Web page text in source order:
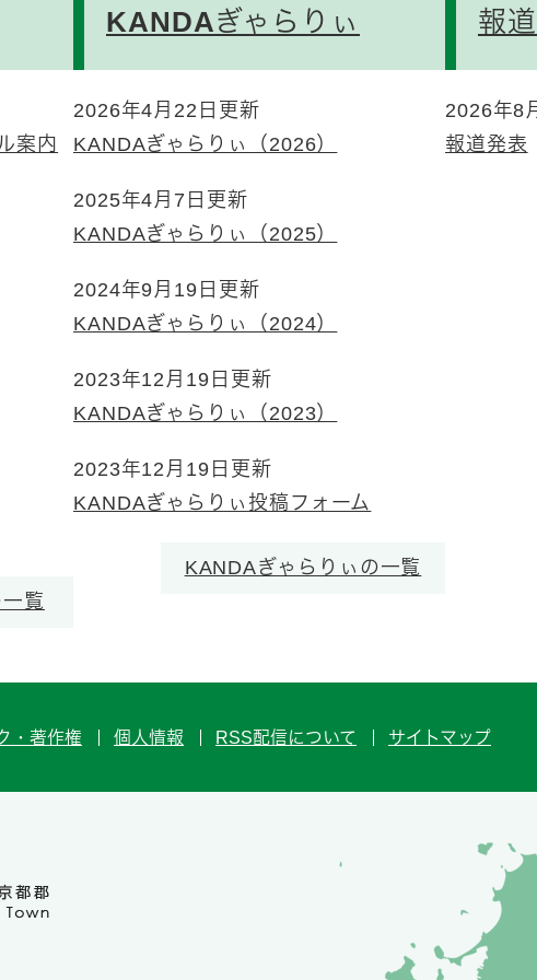
案内
覧
KANDAぎゃらりぃ
2026年4月22日更新
KANDAぎゃらりぃ（2026）
2025年4月7日更新
KANDAぎゃらりぃ（2025）
2024年9月19日更新
KANDAぎゃらりぃ（2024）
2023年12月19日更新
KANDAぎゃらりぃ（2023）
2023年12月19日更新
KANDAぎゃらりぃ投稿フォーム
KANDAぎゃらりぃの一覧
報
2026年8
報道発表
・著作権 個人情報 RSS配信について サイトマップ